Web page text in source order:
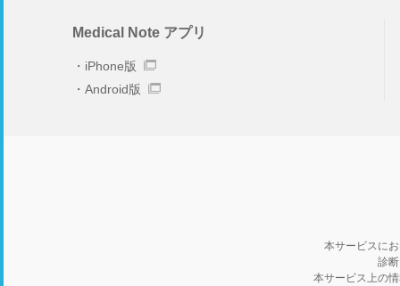
Medical Note アプリ
iPhone版
Android版
本サービスに
診
本サービス上の